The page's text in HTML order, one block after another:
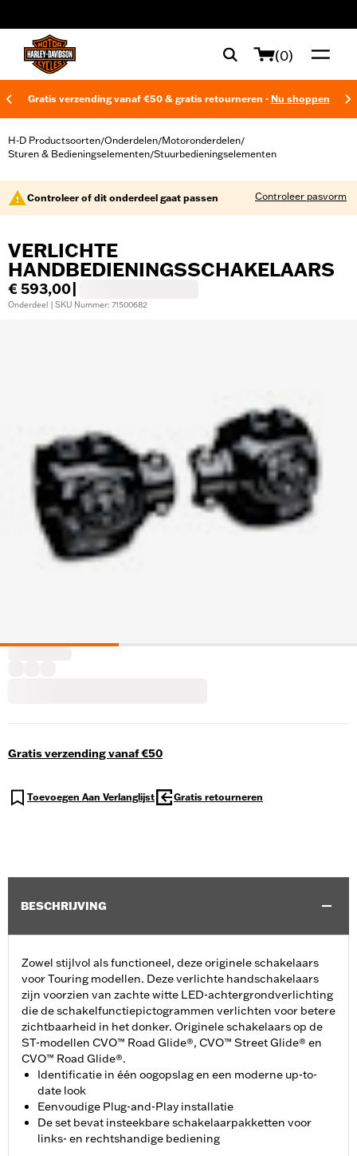
(0)
Gratis verzending vanaf €50 & gratis retourneren - Nu shoppen
H-D Productsoorten/Onderdelen/Motoronderdelen/
Sturen & Bedieningselementen/Stuurbedieningselementen
Controleer of dit onderdeel gaat passen Controleer pasvorm
VERLICHTE
HANDBEDIENINGSSCHAKELAARS
€ 593,00
Onderdeel | SKU Nummer: 71500682
Gratis verzending vanaf €50
Toevoegen Aan Verlanglijst Gratis retourneren
BESCHRIJVING
Zowel stijlvol als functioneel, deze originele schakelaars
voor Touring modellen. Deze verlichte handschakelaars
zijn voorzien van zachte witte LED-achtergrondverlichting
die de schakelfunctiepictogrammen verlichten voor betere
zichtbaarheid in het donker. Originele schakelaars op de
ST-modellen CVO™ Road Glide®, CVO™ Street Glide® en
CVO™ Road Glide®.
Identificatie in één oogopslag en een moderne up-to-
date look
Eenvoudige Plug-and-Play installatie
De set bevat insteekbare schakelaarpakketten voor
links- en rechtshandige bediening